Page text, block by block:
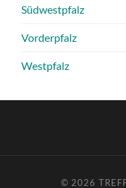
Südwestpfalz
Vorderpfalz
Westpfalz
© 2026